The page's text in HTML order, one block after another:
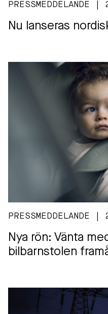
PRESSMEDDELANDE
Nu lanseras
PRESSMEDDELANDE
Nya rön: Vänta
bilbarnstolen